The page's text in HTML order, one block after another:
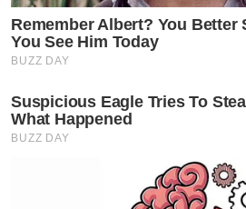
Remember Albert? You Better
You See Him Today
BUZZ DAY
Suspicious Eagle Tries To
What Happened
BUZZ DAY